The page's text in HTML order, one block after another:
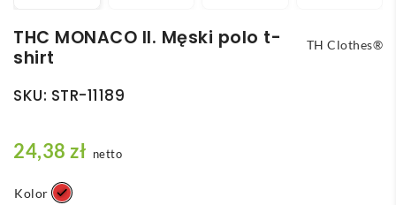
THC MONACO II. Męski polo t-
shirt
TH Clothes®
SKU: STR-11189
24,38 zł netto
Kolor